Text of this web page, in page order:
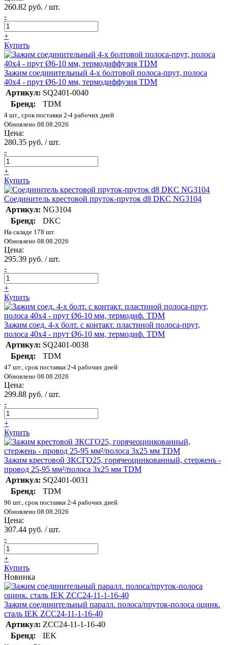
260.82 руб. / шт.
-
+
Купить
Зажим соединительный 4-х болтовой полоса-прут, полоса
40х4 - прут Ø6-10 мм, термодиффузия TDM
Артикул: SQ2401-0040
Бренд:
TDM
4 шт., срок поставки 2-4 рабочих дней
Обновлено 08.08.2026
Цена:
280.35 руб. / шт.
-
+
Купить
Соединитель крестовой пруток-пруток d8 DKC NG3104
Артикул: NG3104
Бренд:
DKC
На складе 178 шт.
Обновлено 08.08.2026
Цена:
295.39 руб. / шт.
-
+
Купить
Зажим соед. 4-х болт. с контакт. пластиной полоса-прут,
полоса 40х4 - прут Ø6-10 мм, термодиф. TDM
Артикул: SQ2401-0038
Бренд:
TDM
47 шт., срок поставки 2-4 рабочих дней
Обновлено 08.08.2026
Цена:
299.88 руб. / шт.
-
+
Купить
Зажим крестовой ЗКСГО25, горячеоцинкованный, стержень -
провод 25-95 мм²/полоса 3х25 мм TDM
Артикул: SQ2401-0031
Бренд:
TDM
96 шт., срок поставки 2-4 рабочих дней
Обновлено 08.08.2026
Цена:
307.44 руб. / шт.
-
+
Купить
Новинка
Зажим соединительный паралл. полоса/пруток-полоса оцинк.
сталь IEK ZCC24-11-1-16-40
Артикул: ZCC24-11-1-16-40
Бренд:
IEK